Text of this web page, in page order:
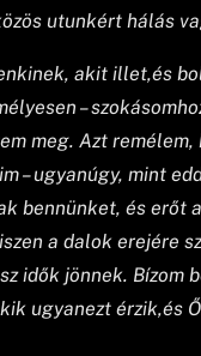
utunkért hálás
akit illet,és
–
meg. Azt remélem,
– ugyanúgy, mint
bennünket, és erőt
a dalok erejére
idők jönnek. Bízom
ugyanezt érzik,és